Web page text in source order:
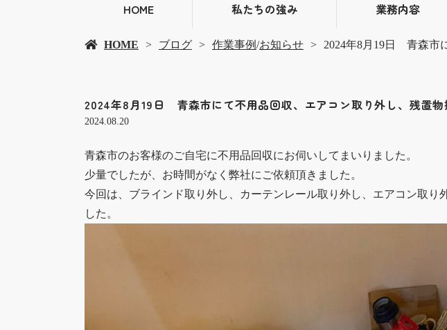
HOME 私たちの強み 業務内容
HOME ブログ 作業事例/お知らせ 2024年8月19日 青森市
2024年8月19日 青森市にて不用品回収、エアコン取り外し、残置物
2024.08.20
青森市のお客様のご自宅に不用品回収にお伺いしてまいりました。
少量でしたが、お時間がなく弊社にご依頼頂きました。
今回は、ブラインド取り外し、カーテンレール取り外し、エアコン取り
した。